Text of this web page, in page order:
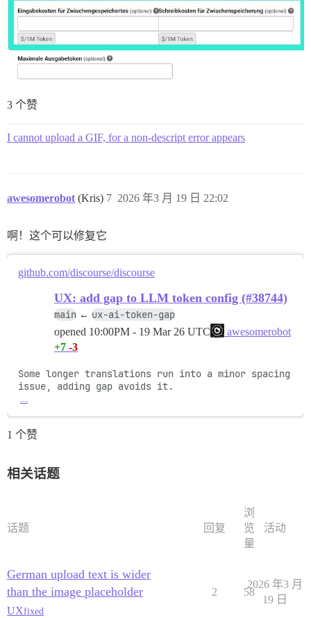
3 个赞
I cannot upload a GIF, for a non-descript error appears
awesomerobot (Kris) 2026 年3 月 19 日 22:02
7
啊！这个可以修复它
github.com/discourse/discourse
UX: add gap to LLM token config (#38744)
main ← ux-ai-token-gap
opened 10:00PM - 19 Mar 26 UTC
awesomerobot
+7 -3
Some longer translations run into a minor spacing
…
1 个赞
相关话题
话题 回复
浏
览
量
活动
German upload text is wider
than the image placeholder
UXfixed
2 58
2026 年3 月
19 日